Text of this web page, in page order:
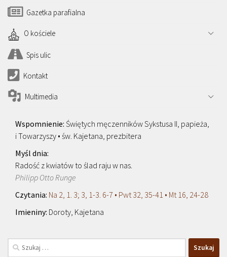
Gazetka parafialna
O kościele
Spis ulic
Kontakt
Multimedia
Świętych męczenników Sykstusa II, papieża,
i Towarzyszy • św. Kajetana, prezbitera
Radość z kwiatów to ślad raju w nas.
Philipp Otto Runge
Na 2, 1. 3; 3, 1-3. 6-7 • Pwt 32, 35-41 • Mt 16, 24-28
Doroty, Kajetana
Szukaj: